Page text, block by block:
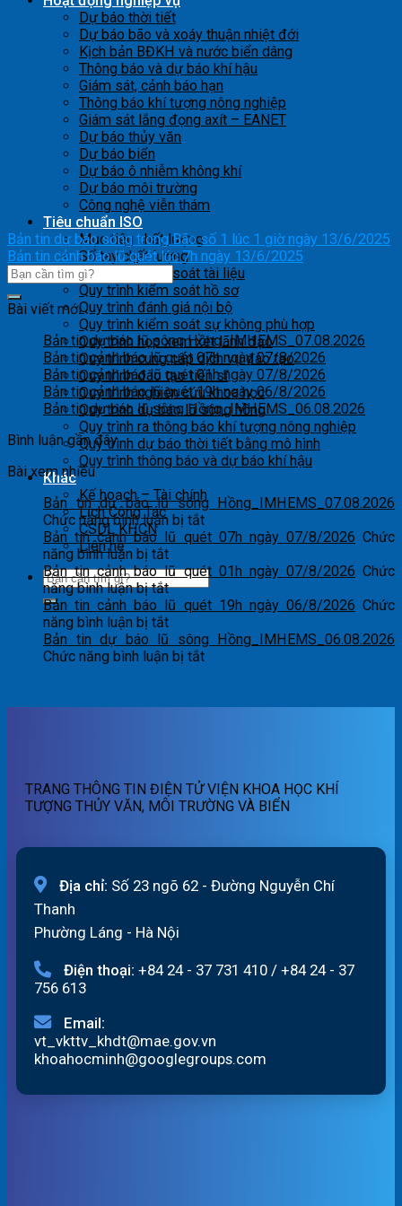
Dự báo thời tiết
Dự báo bão và xoáy thuận nhiệt đới
Kịch bản BĐKH và nước biển dâng
Thông báo và dự báo khí hậu
Giám sát, cảnh báo hạn
Thông báo khí tượng nông nghiệp
Giám sát lắng đọng axít – EANET
Dự báo thủy văn
Dự báo biển
Dự báo ô nhiễm không khí
Dự báo môi trường
Công nghệ viễn thám
Tiêu chuẩn ISO
Mục tiêu chất lượng
Sổ tay chất lượng
Quy trình kiểm soát tài liệu
Quy trình kiểm soát hồ sơ
Quy trình đánh giá nội bộ
Quy trình kiểm soát sự không phù hợp
Quy trình họp xem xét lãnh đạo
Quy trình cung cấp dịch vụ đào tạo
Quy trình đào tạo tiến sĩ
Quy trình nghiên cứu khoa học
Quy trình dự báo lũ sông hồng
Quy trình ra thông báo khí tượng nông nghiệp
Quy trình dự báo thời tiết bằng mô hình
Quy trình thông báo và dự báo khí hậu
Khác
Kế hoạch – Tài chính
Lịch Công Tác
CSDL KHCN
Liên hệ
Bản tin dự báo sóng trong Bão số 1 lúc 1 giờ ngày 13/6/2025
Bản tin cảnh báo lũ quét lúc 7h ngày 13/6/2025
Bài viết mới
Bản tin dự báo lũ sông Hồng_IMHEMS_07.08.2026
Bản tin cảnh báo lũ quét 07h ngày 07/8/2026
Bản tin cảnh báo lũ quét 01h ngày 07/8/2026
Bản tin cảnh báo lũ quét 19h ngày 06/8/2026
Bản tin dự báo lũ sông Hồng_IMHEMS_06.08.2026
Bình luận gần đây
Bài xem nhiều
Bản tin dự báo lũ sông Hồng_IMHEMS_07.08.2026
Chức năng bình luận bị tắtở
Bản
dự
báo
lũ
Hồng_IMHEMS_07.08.2026
Bản tin cảnh báo lũ quét 07h ngày 07/8/2026 Chức
năng bình luận bị tắtở
Bản
tin
cảnh
báo
lũ
quét
07/8/2026
Bản tin cảnh báo lũ quét 01h ngày 07/8/2026 Chức
năng bình luận bị tắtở
Bản
tin
cảnh
báo
01h
Bản tin cảnh báo lũ quét 19h ngày 06/8/2026 Chức
năng bình luận bị tắtở
Bản
tin
lũ
Bản tin dự báo lũ sông Hồng_IMHEMS_06.08.2026
Chức năng bình luận bị tắtở
dự
TRANG THÔNG TIN ĐIỆN TỬ VIỆN KHOA HỌC KHÍ
TƯỢNG THỦY VĂN, MÔI TRƯỜNG VÀ BIỂN
Địa chỉ: Số 23 ngõ 62 - Đường Nguyễn Chí
Thanh
Phường Láng - Hà Nội
Điện thoại: +84 24 - 37 731 410 / +84 24 - 37
756 613
Email:
vt_vkttv_khdt@mae.gov.vn
khoahocminh@googlegroups.com